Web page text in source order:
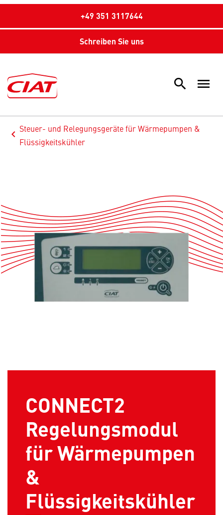
+49 351 3117644
Schreiben Sie uns
search menu
keyboard_arrow_left
Arrow back
Steuer- und Relegungsgeräte für Wärmepumpen &
Flüssigkeitskühler
Regelungsmodul
für Wärmepumpen
&
Flüssigkeitskühler
CONNECT2